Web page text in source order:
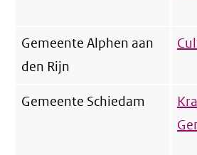
Gemeente Alphen aan
den Rijn
Gemeente Schiedam